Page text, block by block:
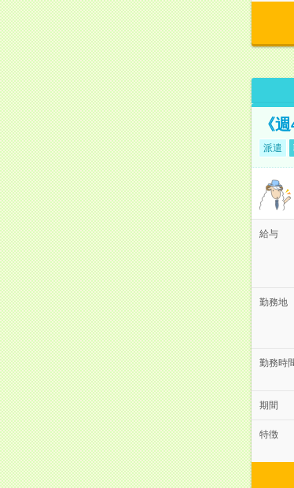
《
派遣
給与
勤務地
勤務時
期間
特徴